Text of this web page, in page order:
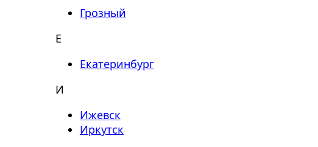
Грозный
Е
Екатеринбург
И
Ижевск
Иркутск